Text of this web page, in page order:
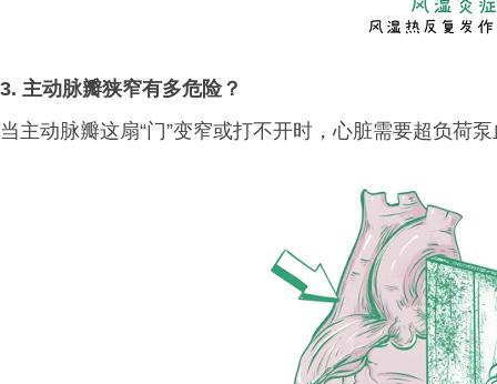
3. 主动脉瓣狭窄有多危险？
当主动脉瓣这扇“门”变窄或打不开时，心脏需要超负荷